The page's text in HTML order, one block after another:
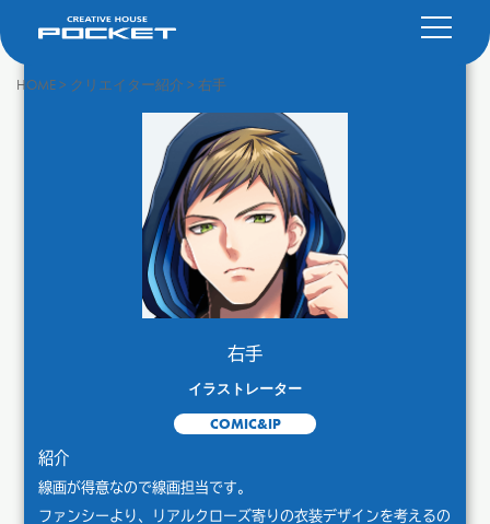
HOME> クリエイター紹介 > 右手
右手
イラストレーター
COMIC&IP
紹介
線画が得意なので線画担当です。
ファンシーより、リアルクローズ寄りの衣装デザインを考えるの